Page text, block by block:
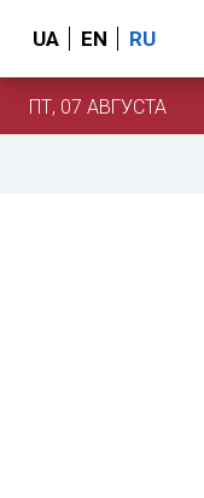
UA EN RU
ПТ, 07 АВГУСТА